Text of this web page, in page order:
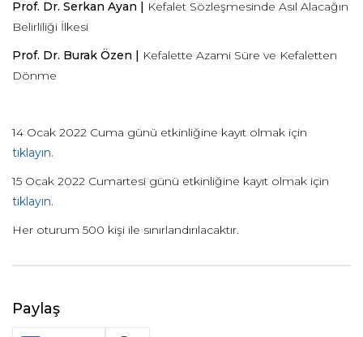
Prof. Dr. Serkan Ayan | Kefalet Sözleşmesinde Asıl Alacağın
Belirliliği İlkesi
Prof. Dr. Burak Özen | Kefalette Azami Süre ve Kefaletten
Dönme
14 Ocak 2022 Cuma günü etkinliğine kayıt olmak için
tıklayın.
15 Ocak 2022 Cumartesi günü etkinliğine kayıt olmak için
tıklayın.
Her oturum 500 kişi ile sınırlandırılacaktır.
Paylaş